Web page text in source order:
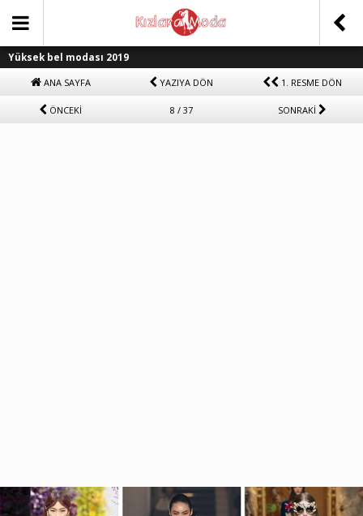
Yüksek bel modası 2019
ANA SAYFA YAZIYA DÖN 1. RESME DÖN
ÖNCEKİ 8 / 37 SONRAKİ